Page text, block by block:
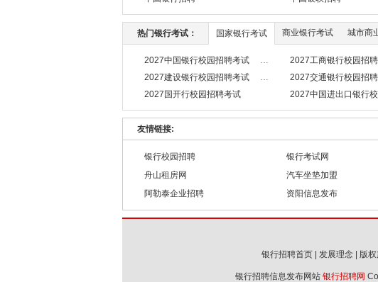
热门银行考试： 国家银行考试 商业银行考试 城市商
2027中国银行校园招聘考试 2027工商银行校园招
2027建设银行校园招聘考试
2027交通银行校园招
2027国开行校园招聘考试
2027中国进出口银行校
友情链接:
银行校园招聘 银行考试网
舟山租房网
汽车坐垫加盟
阿勒泰企业招聘
资阳信息发布
银行招聘首页| 发展理念| 版
银行招聘信息发布网站 银行招聘网